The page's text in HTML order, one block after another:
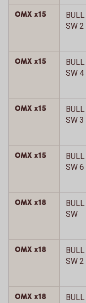
OMX x15
SW 2
OMX x15
SW 4
OMX x15
SW 3
OMX x15
SW 6
OMX x18
SW
OMX x18
SW 2
OMX x18